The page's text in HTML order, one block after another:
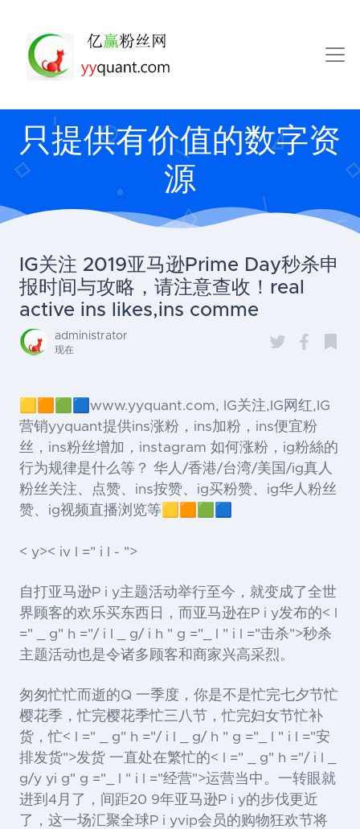
只提供有价值的数字资
源
IG关注 2019亚马逊Prime Day秒杀申
报时间与攻略，请注意查收！real
active ins likes,ins comme
administrator
现在
🟨🟧🟩🟦www.yyquant.com, IG关注,IG网红,IG
营销yyquant提供ins涨粉，ins加粉，ins便宜粉
丝，ins粉丝增加，instagram 如何涨粉，ig粉絲的
行为规律是什么等？ 华人/香港/台湾/美国/ig真人
粉丝关注、点赞、ins按赞、ig买粉赞、ig华人粉丝
赞、ig视频直播浏览等🟨🟧🟩🟦
< y>< iv l =" i l - ">
自打亚马逊P i y主题活动举行至今，就变成了全世
界顾客的欢乐买东西日，而亚马逊在P i y发布的< l
=" _ g" h ="/ i l _ g/ i h " g ="_ l " i l ="击杀">秒杀
主题活动也是令诸多顾客和商家兴高采烈。
匆匆忙忙而逝的Q 一季度，你是不是忙完七夕节忙
樱花季，忙完樱花季忙三八节，忙完妇女节忙补
货，忙< l =" _ g" h ="/ i l _ g/ h " g ="_ l " i l ="安
排发货">发货 一直处在繁忙的< l =" _ g" h ="/ i l _
g/y yi g" g ="_ l " i l ="经营">运营当中。一转眼就
进到4月了，间距20 9年亚马逊P i y的步伐更近
了，这一场汇聚全球P i yvip会员的购物狂欢节将